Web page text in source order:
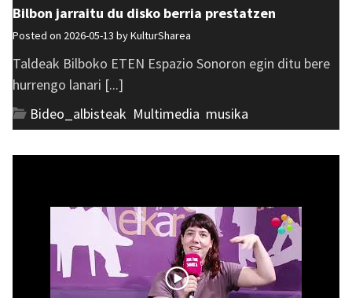
Bilbon jarraitu du disko berria prestatzen
Posted on 2026-05-13 byKulturSharea
Taldeak Bilboko ETEN Espazio Sonoron egin ditu bere
hurrengo lanari [...]
Bideo_albisteak Multimedia musika